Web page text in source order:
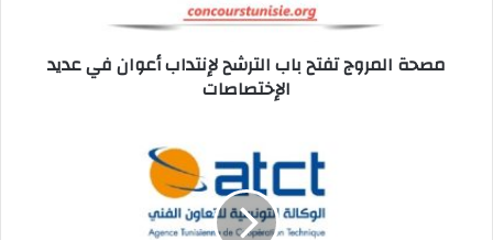
الإختصاصات
مصحة المروج تفتح باب الترشح لإنتداب أعوان في عديد
الإختصاصات